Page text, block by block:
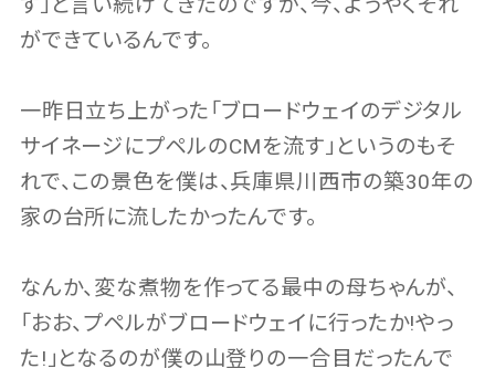
ができているんです。
一昨日立ち上がった「ブロードウェイのデジタル
サイネージにプペルのCMを流す」というのもそ
れで、この景色を僕は、兵庫県川西市の築30年の
家の台所に流したかったんです。
なんか、変な煮物を作ってる最中の母ちゃんが、
「おお、プペルがブロードウェイに行ったか!やっ
た!」となるのが僕の山登りの一合目だったんで